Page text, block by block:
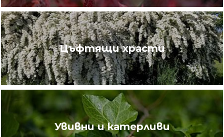
Цъфтящи храсти
Увивни и катерливи